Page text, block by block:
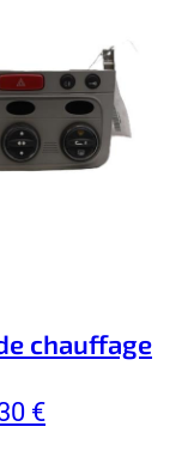
chauffage
€